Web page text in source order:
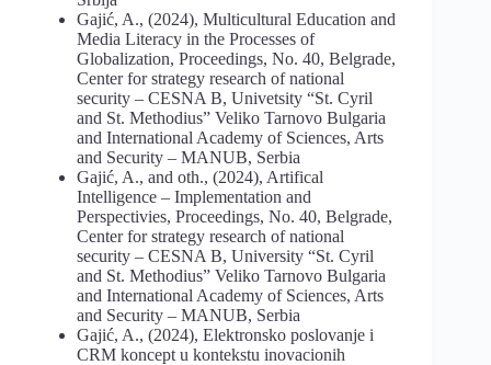
Gajić, A., (2024), Multicultural Education and
Media Literacy in the Processes of
Globalization, Proceedings, No. 40, Belgrade,
Center for strategy research of national
security – CESNA B, Univetsity “St. Cyril
and St. Methodius” Veliko Tarnovo Bulgaria
and International Academy of Sciences, Arts
and Security – MANUB, Serbia
Gajić, A., and oth., (2024), Artifical
Intelligence – Implementation and
Perspectivies, Proceedings, No. 40, Belgrade,
Center for strategy research of national
security – CESNA B, University “St. Cyril
and St. Methodius” Veliko Tarnovo Bulgaria
and International Academy of Sciences, Arts
and Security – MANUB, Serbia
Gajić, A., (2024), Elektronsko poslovanje i
CRM koncept u kontekstu inovacionih